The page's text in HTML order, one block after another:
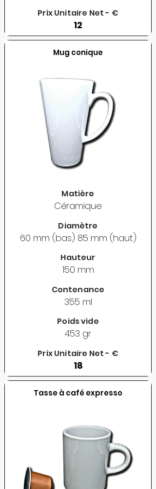
Prix Unitaire Net - €
12
Mug conique
Matière
Céramique
Diamètre
60 mm (bas) 85 mm (haut)
Hauteur
150 mm
Contenance
355 ml
Poids vide
453 gr
Prix Unitaire Net - €
18
Tasse à café expresso